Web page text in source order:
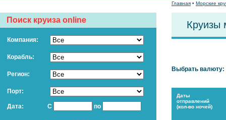
Поиск круиза online
Компания:
Корабль:
Регион:
Порт:
Дата: С по
Главная • Морские
Круизы
Выбрать валюту:
Даты
отправлений
(кол-во ночей)